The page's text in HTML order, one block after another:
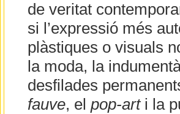
de veritat
si l’expressió més
plàstiques o visuals
la moda, la
desfilades
fauve, el pop-arti la